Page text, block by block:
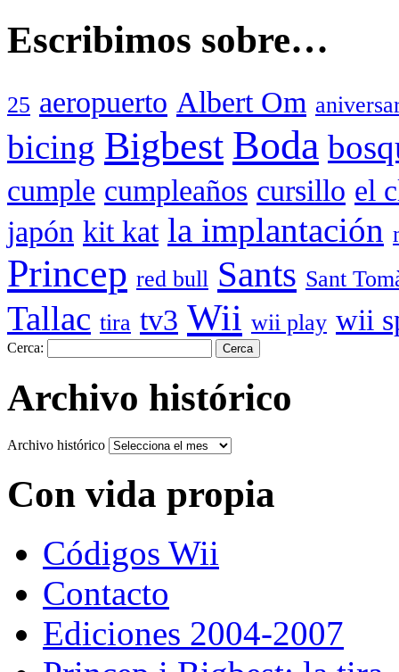
Escribimos sobre…
25 aeropuerto Albert Om
bicing Bigbest Boda
cumple cumpleaños cursillo el
japón kit kat la implantación
Princep red bull Sants Sant
Tallac tira tv3 Wii wii play wii
Cerca:
Archivo histórico
Archivo histórico
Con vida propia
Códigos Wii
Contacto
Ediciones 2004-2007